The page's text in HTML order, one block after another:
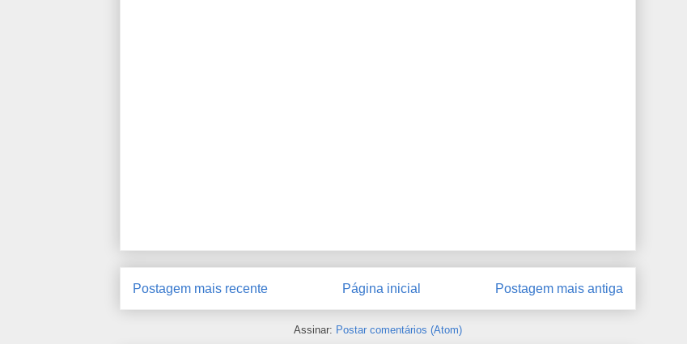
Postagem mais recente Postagem mais antiga
Página inicial
Assinar: Postar comentários (Atom)